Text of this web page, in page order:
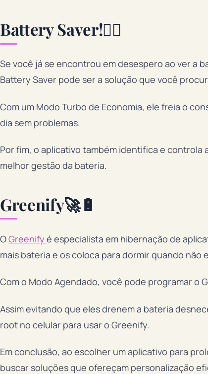
Battery Saver!🦸‍♂️
Se você já se encontrou em desespero ao ver a
Battery Saver pode ser a solução que você
Com um Modo Turbo de Economia, ele freia o
dia sem problemas.
Por fim, o aplicativo também identifica e
melhor gestão da bateria.
Greenify🚀🔋
OGreenify é especialista em hibernação de
mais bateria e os coloca para dormir quando não
Com o Modo Agendado, você pode programar o
Assim evitando que eles drenem a bateria
root no celular para usar o Greenify.
Em conclusão, ao escolher um aplicativo para
buscar soluções que ofereçam personalização